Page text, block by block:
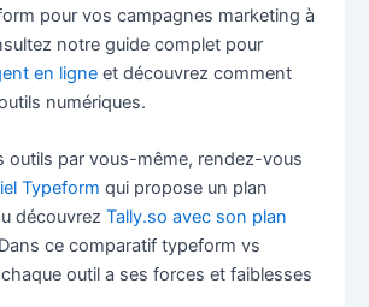
pour vos campagnes marketing à
notre guide complet pour
en ligneet découvrez comment
numériques.
outils par vous-même, rendez-vous
Typeform qui propose un plan
découvrez Tally.so avec son plan
ce comparatif typeform vs
outil a ses forces et faiblesses